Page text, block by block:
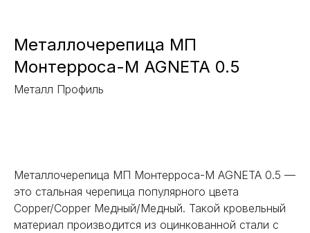
Металлочерепица МП
Монтерроса-M AGNETA 0.5
Металл Профиль
Металлочерепица МП Монтерроса-M AGNETA 0.5 —
это стальная черепица популярного цвета
Copper/Copper Медный/Медный. Такой кровельный
материал производится из оцинкованной стали с